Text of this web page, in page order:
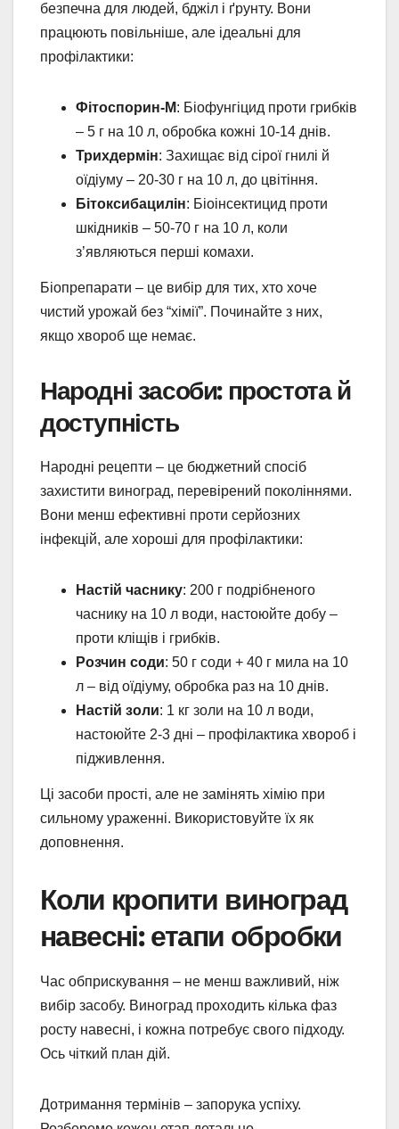
безпечна для людей, бджіл і ґрунту. Вони
працюють повільніше, але ідеальні для
профілактики:
Фітоспорин-М: Біофунгіцид проти грибків
– 5 г на 10 л, обробка кожні 10-14 днів.
Трихдермін: Захищає від сірої гнилі й
оїдіуму – 20-30 г на 10 л, до цвітіння.
Бітоксибацилін: Біоінсектицид проти
шкідників – 50-70 г на 10 л, коли
з’являються перші комахи.
Біопрепарати – це вибір для тих, хто хоче
чистий урожай без “хімії”. Починайте з них,
якщо хвороб ще немає.
Народні засоби: простота й
доступність
Народні рецепти – це бюджетний спосіб
захистити виноград, перевірений поколіннями.
Вони менш ефективні проти серйозних
інфекцій, але хороші для профілактики:
Настій часнику: 200 г подрібненого
часнику на 10 л води, настоюйте добу –
проти кліщів і грибків.
Розчин соди: 50 г соди + 40 г мила на 10
л – від оїдіуму, обробка раз на 10 днів.
Настій золи: 1 кг золи на 10 л води,
настоюйте 2-3 дні – профілактика хвороб і
підживлення.
Ці засоби прості, але не замінять хімію при
сильному ураженні. Використовуйте їх як
доповнення.
Коли кропити виноград
навесні: етапи обробки
Час обприскування – не менш важливий, ніж
вибір засобу. Виноград проходить кілька фаз
росту навесні, і кожна потребує свого підходу.
Ось чіткий план дій.
Дотримання термінів – запорука успіху.